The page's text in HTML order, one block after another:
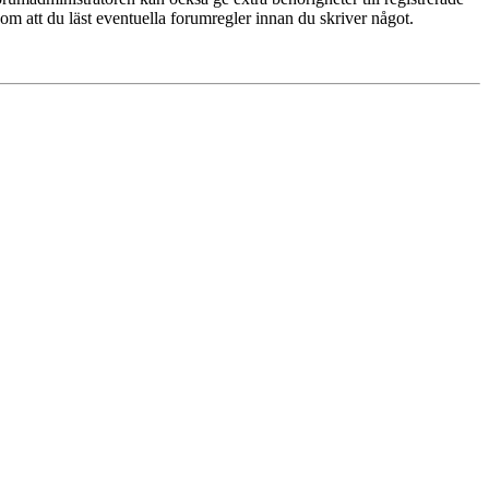
att du läst eventuella forumregler innan du skriver något.